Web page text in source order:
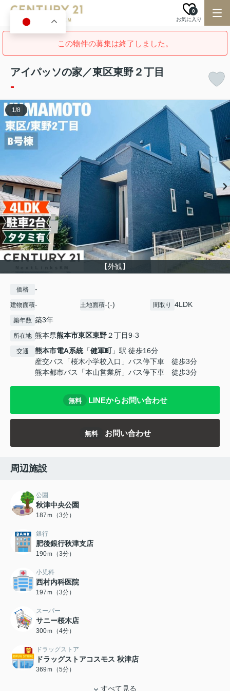
お気に入り
0
この物件の募集は終了しました。
アイパッソの家／東区東野２丁目
-
【外観】
1/8
価格 -
建物面積- 土地面積-(-) 間取り 4LDK
築年数 築3年
所在地 熊本県熊本市東区東野２丁目9-3
交通 熊本市電A系統「健軍町」駅 徒歩16分
産交バス「桜木小学校入口」バス停下車 徒歩3分
熊本都市バス「本山営業所」バス停下車 徒歩3分
無料 LINEからお問い合わせ
無料 お問い合わせ
周辺施設
公園
秋津中央公園
187ｍ（3分）
銀行
肥後銀行秋津支店
190ｍ（3分）
小児科
西村内科医院
197ｍ（3分）
スーパー
サニー桜木店
300ｍ（4分）
ドラッグストア
ドラッグストアコスモス 秋津店
369ｍ（5分）
すべて見る